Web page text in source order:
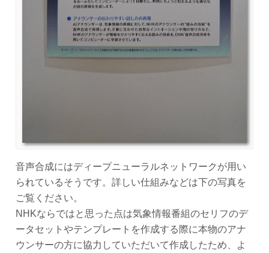
音声合成にはディープニューラルネットワークが用い
られているそうです。詳しい仕組みなどは下の写真を
ご覧ください。
NHKならではと思った点は気象情報番組のセリフのデ
ータセットやテンプレートを作成する際に本物のアナ
ウンサーの方に協力していただいて作成したため、よ